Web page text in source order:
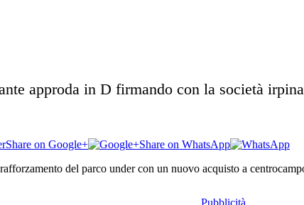
approda in D firmando con la società irpina
Share on Google+
Share on WhatsApp
del parco under con un nuovo acquisto a